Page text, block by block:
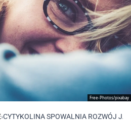
Free-Photos/pixabay
›CYTYKOLINA SPOWALNIA ROZWÓJ